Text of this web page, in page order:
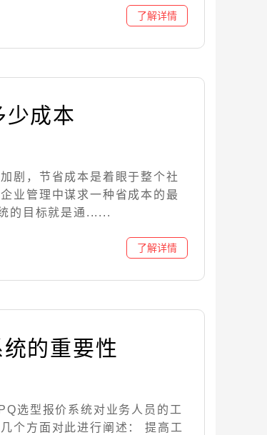
少成本
剧，节省成本是着眼于整个社
业管理中谋求一种省成本的最
的目标就是通......
的重要性
选型报价系统对业务人员的工
个方面对此进行阐述： 提高工